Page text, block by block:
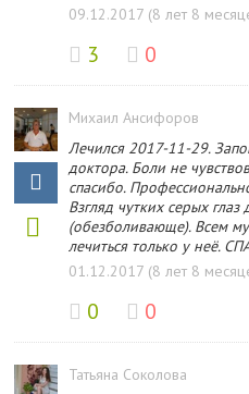
09.12.2017 (8 лет 8
3 0
Михаил Ансифоров
Лечился 2017-11-29.
доктора. Боли не
спасибо.
Взгляд чутких серых
(обезболивающе). Всем
лечиться только у неё.
01.12.2017 (8 лет 8
0 0
Татьяна Соколова